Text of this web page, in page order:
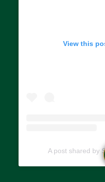
View this
A post shared by